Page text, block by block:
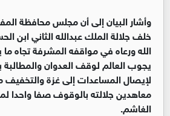
وأشار البيان إلى أن مجلس محافظة
خلف جلالة الملك عبدالله الثاني ابن
الله ورعاه في مواقفه المشرفة تجاه
يجوب العالم لوقف العدوان
لإيصال المساعدات إلى غزة والتخفيف
معاهدين جلالته بالوقوف صفا واحدا
الغاشم.